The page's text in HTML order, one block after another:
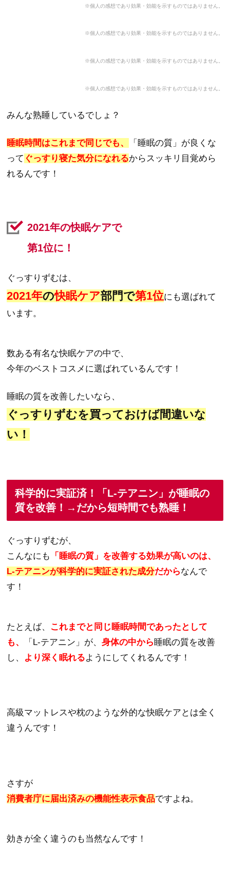
※個人の感想であり効果・効能を示すものではありません。
※個人の感想であり効果・効能を示すものではありません。
※個人の感想であり効果・効能を示すものではありません。
※個人の感想であり効果・効能を示すものではありません。
みんな熟睡しているでしょ？
睡眠時間はこれまで同じでも、
「睡眠の質」が良くな
って ぐっすり寝た気分になれるからスッキリ目覚めら
れるんです！
2021年の快眠ケアで
第1位に！
ぐっすりずむは、
2021年の快眠ケア部門で第1位にも選ばれて
います。
数ある有名な快眠ケアの中で、
今年のベストコスメに選ばれているんです！
睡眠の質を改善したいなら、
ぐっすりずむを買っておけば間違いな
い！
科学的に実証済！「L-テアニン」が睡眠の
質を改善！→だから短時間でも熟睡！
ぐっすりずむが、
こんなにも
「睡眠の質」を改善する効果が高いのは、
L-テアニンが科学的に実証された成分だからなんで
す！
たとえば、 これまでと同じ睡眠時間であったとして
も、
「L-テアニン」が、身体の中から 睡眠の質を改善
し、 より深く眠れるようにしてくれるんです！
高級マットレスや枕のような外的な快眠ケアとは全く
違うんです！
さすが
消費者庁に届出済みの機能性表示食品ですよね。
効きが全く違うのも当然なんです！